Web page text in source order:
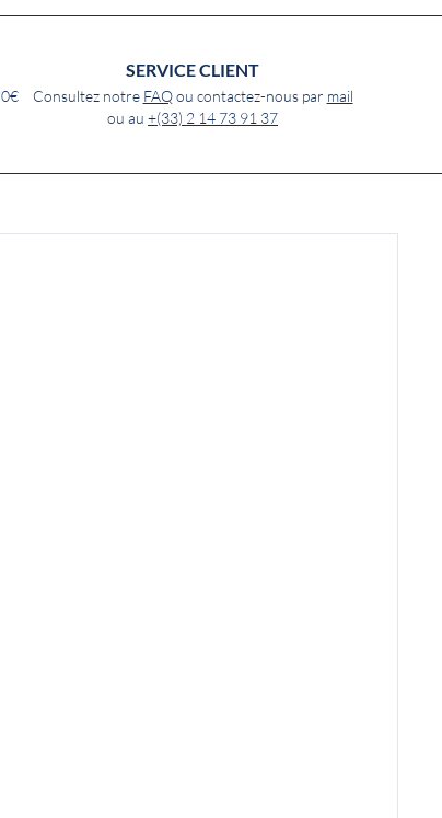
SERVICE CLIENT
Consultez notre FAQou contactez-nous par mail
ou au +(33) 2 14 73 91 37